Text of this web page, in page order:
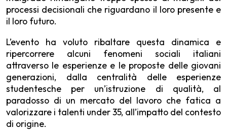
processi decisionali che riguardano il loro presente e
il loro futuro.
L’evento ha voluto ribaltare questa dinamica e
ripercorrere al­cuni fenomeni sociali italiani
attraverso le esperienze e le proposte delle giovani
generazioni, dalla centralità delle esperienze
studentesche per un’istruzione di qualità, al
paradosso di un mercato del lavoro che fatica a
valorizzare i talenti under 35, all’impatto del contesto
di origine.